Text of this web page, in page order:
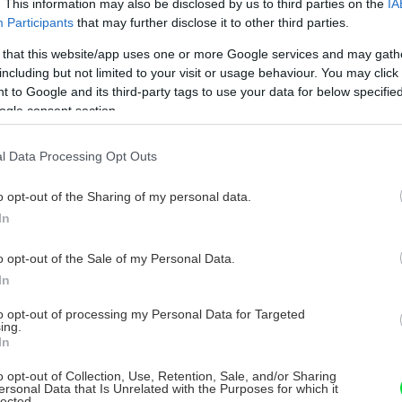
This information may also be disclosed by us to third parties on the
Participants that may further disclose it to other third parties.
that this website/app uses one or more Google services and may
but not limited to your visit or usage behaviour. You may
to Google and its third-party tags to use your data for below
consent section.
Data Processing Opt Outs
opt-out of the Sharing of my personal data.
opt-out of the Sale of my Personal Data.
opt-out of processing my Personal Data for Targeted
opt-out of Collection, Use, Retention, Sale, and/or Sharing
Data that Is Unrelated with the Purposes for which it
tesnenie položíme kovovú podložku, ktorá
utiahneme.
od minerálok (s obsahom 0,5 až 2 l).
upravenú rúrku a zatlačíme ju
nedeformovala, nožom mierne
určuje dávkovanie vody. Ak
lepiacou páskou. Do fľaše dáme
niekedy sa fľaša váhou vody prevráti na